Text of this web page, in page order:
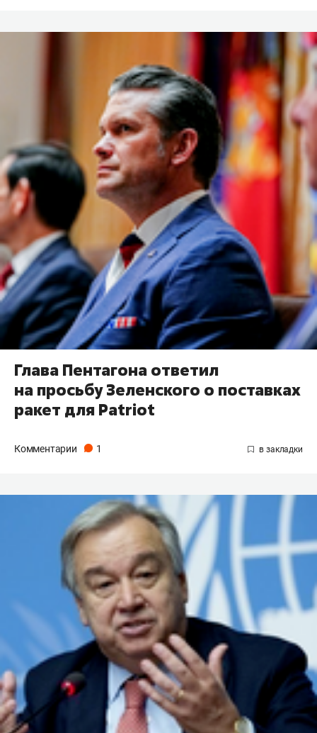
Глава Пентагона ответил
на просьбу Зеленского о поставках
ракет для Patriot
Комментарии 1